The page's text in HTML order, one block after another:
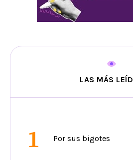
LAS MÁS
1 Por sus bigotes